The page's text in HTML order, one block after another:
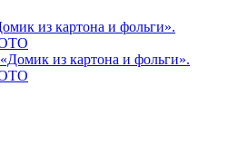
из картона и фольги».